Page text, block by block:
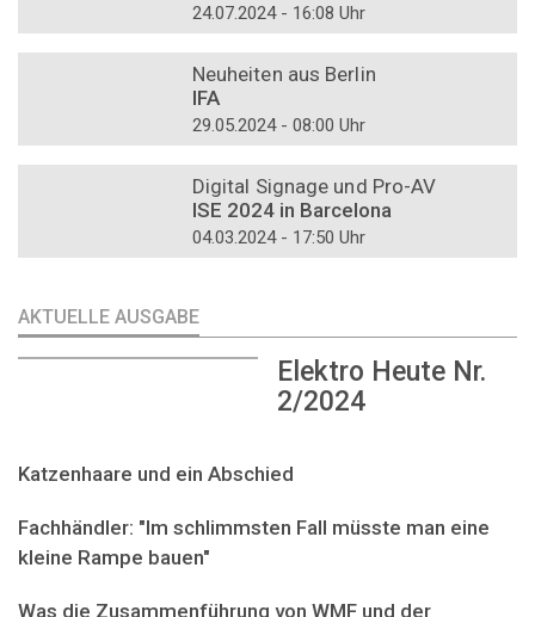
24.07.2024 - 16:08 Uhr
Neuheiten aus Berlin
IFA
29.05.2024 - 08:00 Uhr
Digital Signage und Pro-AV
ISE 2024 in Barcelona
04.03.2024 - 17:50 Uhr
AKTUELLE AUSGABE
Elektro Heute Nr.
2/2024
Katzenhaare und ein Abschied
Fachhändler: "Im schlimmsten Fall müsste man eine
kleine Rampe bauen"
Was die Zusammenführung von WMF und der